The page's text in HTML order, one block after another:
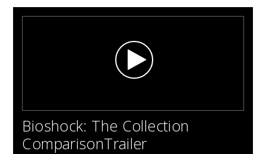
Bioshock: The Collection
ComparisonTrailer